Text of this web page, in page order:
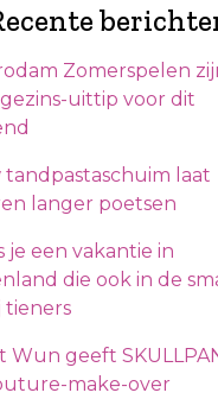
Zomerspelen
uittip voor dit
tandpastaschuim laat
langer poetsen
je een vakantie in
die ook in de
tieners
Wun geeft
make-over